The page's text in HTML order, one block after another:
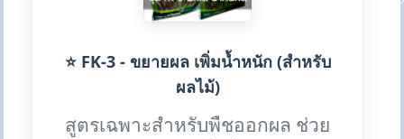
⭐ FK-3 - ขยายผล เพิ่มน้ำหนัก (สำหรับ
ผลไม้)
สูตรเฉพาะสำหรับพืชออกผล ช่วย